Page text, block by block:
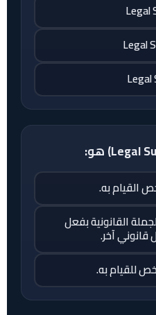
Legal
Legal
Legal
القيام به.
القانونية بفعل
آخر.
للقيام به.